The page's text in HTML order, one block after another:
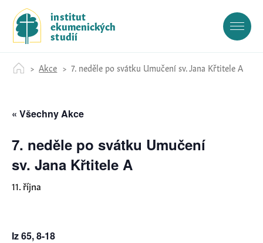
institut
ekumenických
studií
Akce 7. neděle po svátku Umučení sv. Jana Křtitele A
« Všechny Akce
7. neděle po svátku Umučení
sv. Jana Křtitele A
11. října
Iz 65, 8-18